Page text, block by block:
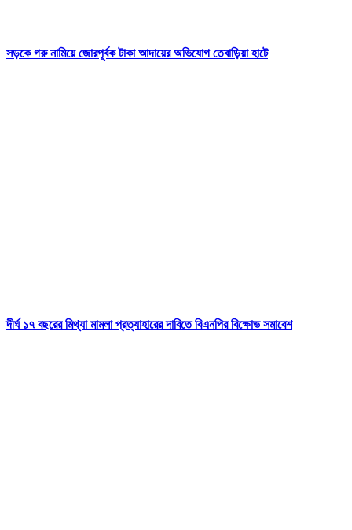
সড়কে গরু নামিয়ে জোরপূর্বক টাকা আদায়ের অভিযোগ তেবাড়িয়া হাটে
দীর্ঘ ১৭ বছরের মিথ্যা মামলা প্রত্যাহারের দাবিতে বিএনপির বিক্ষোভ সমাবেশ